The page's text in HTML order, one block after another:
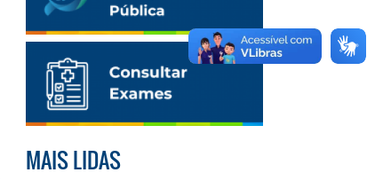
MAIS LIDAS